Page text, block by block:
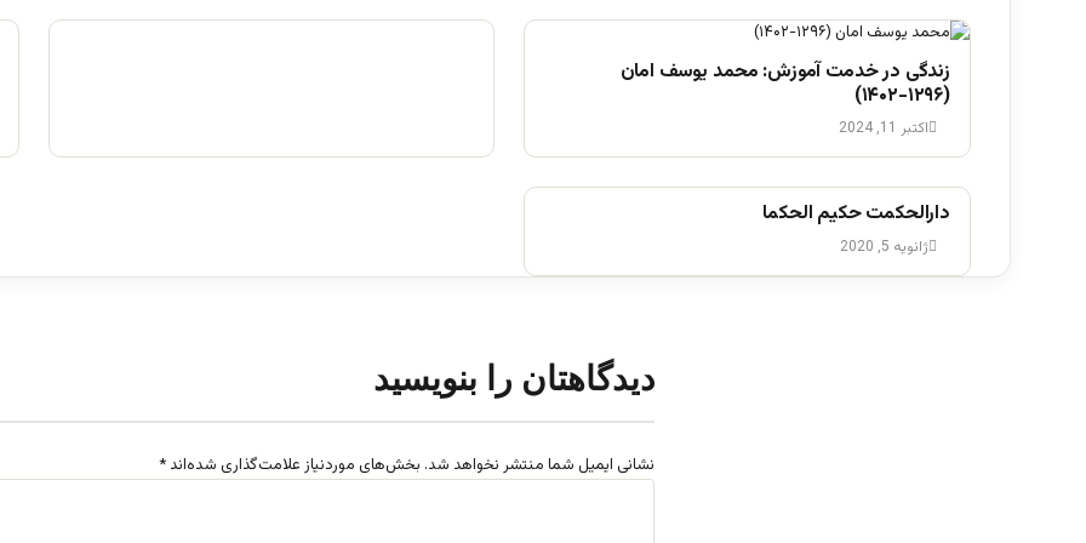
زندگی در خدمت آموزش: محمد یوسف امان
(۱۲۹۶-۱۴۰۲)
اکتبر 11, 2024
دارالحکمت حکیم الحکما
ژانویه 5, 2020
دیدگاهتان را بنویسید
نشانی ایمیل شما منتشر نخواهد شد. بخش‌های موردنیاز علامت‌گذاری شده‌اند *